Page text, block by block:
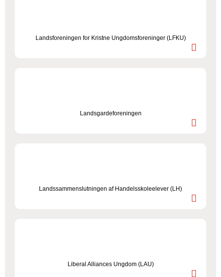
Landsforeningen for Kristne Ungdomsforeninger (LFKU)
Landsgardeforeningen
Landssammenslutningen af Handelsskoleelever (LH)
Liberal Alliances Ungdom (LAU)